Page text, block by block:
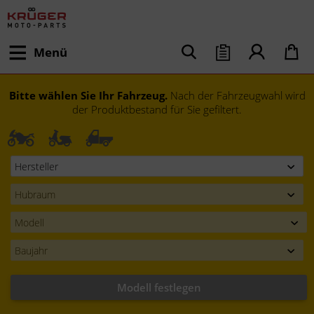
Menü
Bitte wählen Sie Ihr Fahrzeug. Nach der Fahrzeugwahl wird
der Produktbestand für Sie gefiltert.
Modell festlegen